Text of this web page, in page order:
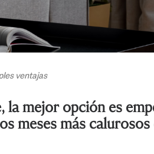
ventajas
la mejor opción es
meses más calurosos